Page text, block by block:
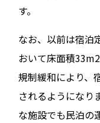
す。
なお、以前は宿泊
おいて床面積
規制緩和により、
されるようになり
な施設でも民泊の